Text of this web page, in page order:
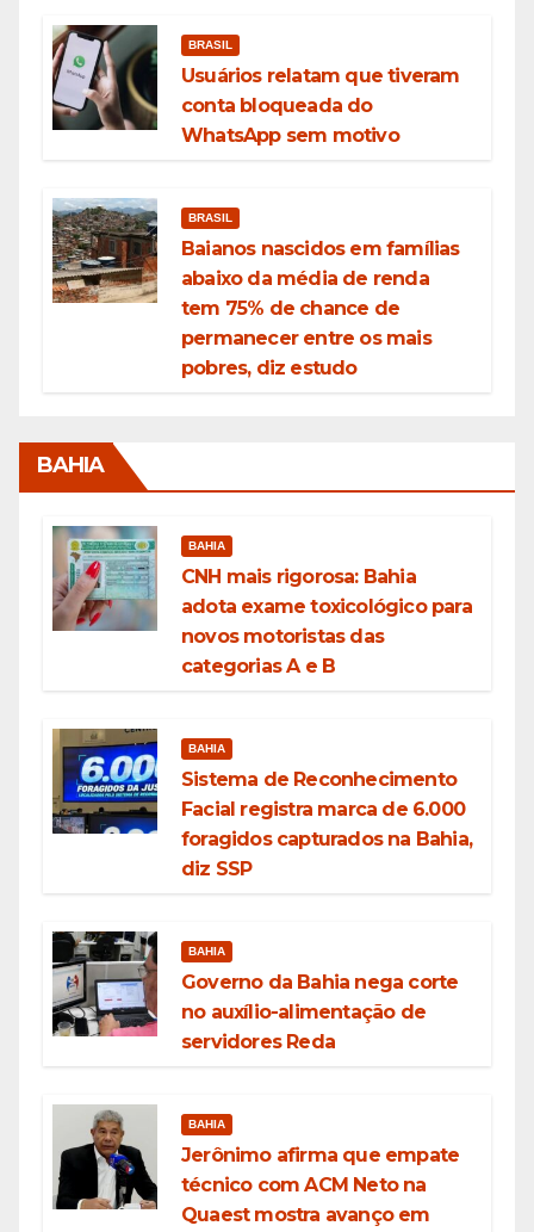
BRASIL
Usuários relatam que tiveram
conta bloqueada do
WhatsApp sem motivo
BRASIL
Baianos nascidos em famílias
abaixo da média de renda
tem 75% de chance de
permanecer entre os mais
pobres, diz estudo
BAHIA
BAHIA
CNH mais rigorosa: Bahia
adota exame toxicológico para
novos motoristas das
categorias A e B
BAHIA
Sistema de Reconhecimento
Facial registra marca de 6.000
foragidos capturados na Bahia,
diz SSP
BAHIA
Governo da Bahia nega corte
no auxílio-alimentação de
servidores Reda
BAHIA
Jerônimo afirma que empate
técnico com ACM Neto na
Quaest mostra avanço em